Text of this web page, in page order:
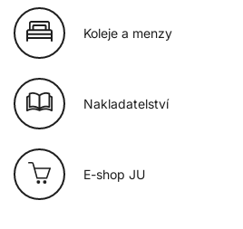
Koleje a menzy
Nakladatelství
E-shop JU